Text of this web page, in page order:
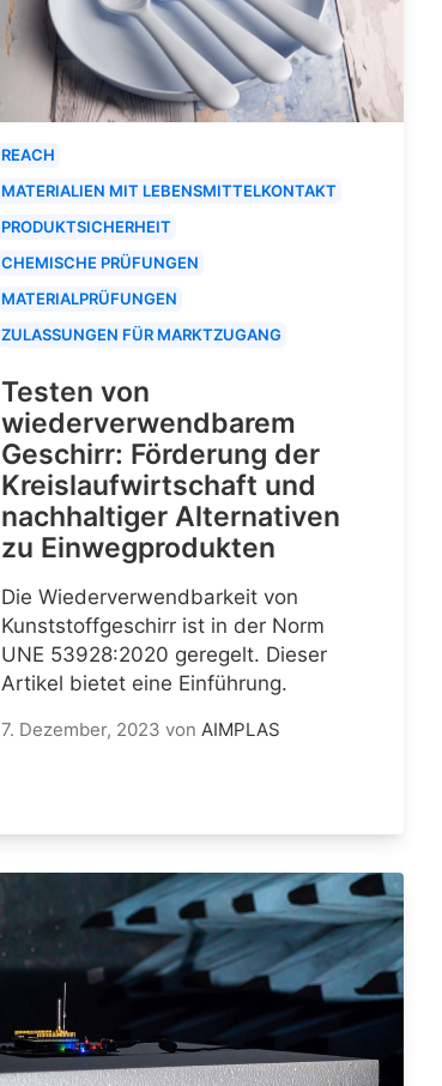
REACH
MATERIALIEN MIT LEBENSMITTELKONTAKT
PRODUKTSICHERHEIT
CHEMISCHE PRÜFUNGEN
MATERIALPRÜFUNGEN
ZULASSUNGEN FÜR MARKTZUGANG
Testen von
wiederverwendbarem
Geschirr: Förderung der
Kreislaufwirtschaft und
nachhaltiger Alternativen
zu Einwegprodukten
Die Wiederverwendbarkeit von
Kunststoffgeschirr ist in der Norm
UNE 53928:2020 geregelt. Dieser
Artikel bietet eine Einführung.
7. Dezember, 2023 von AIMPLAS